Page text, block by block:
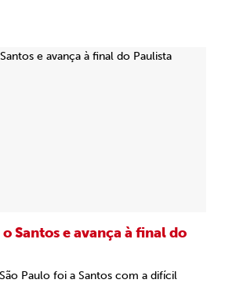
Santos e avança à final do
Paulo foi a Santos com a difícil